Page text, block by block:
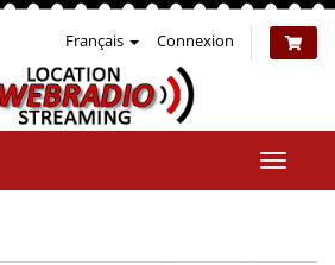
Français Connexion
la